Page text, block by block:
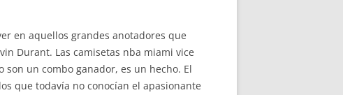
en aquellos grandes anotadores que
Durant. Las camisetas nba miami vice
un combo ganador, es un hecho. El
que todavía no conocían el apasionante